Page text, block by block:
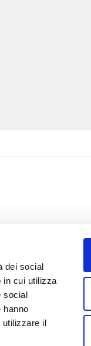
dei social
in cui utilizza
social
hanno
utilizzare il